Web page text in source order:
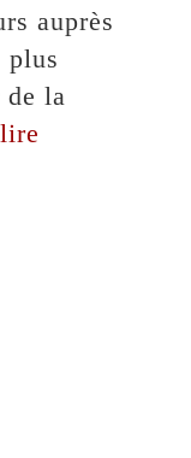
auprès
plus
de la